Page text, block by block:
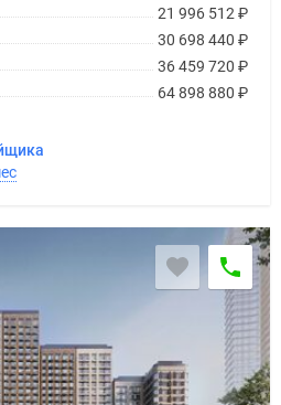
21 996 512 ₽
30 698 440 ₽
36 459 720 ₽
64 898 880 ₽